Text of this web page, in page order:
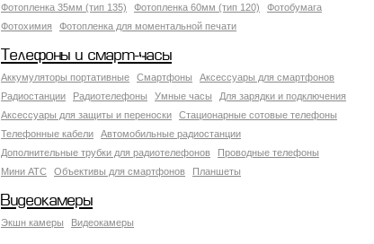
Фотопленка 35мм (тип 135) Фотопленка 60мм (тип 120)
Фотобумага
Фотохимия
Фотопленка для моментальной печати
Телефоны и смарт-часы
Аккумуляторы портативные Смартфоны
Аксессуары для смартфонов
Радиостанции
Радиотелефоны Умные часы
Для зарядки и подключения
Аксессуары для защиты и переноски
Стационарные сотовые телефоны
Телефонные кабели
Автомобильные радиостанции
Дополнительные трубки для радиотелефонов
Проводные телефоны
Мини АТС
Объективы для смартфонов Планшеты
Видеокамеры
Экшн камеры Видеокамеры